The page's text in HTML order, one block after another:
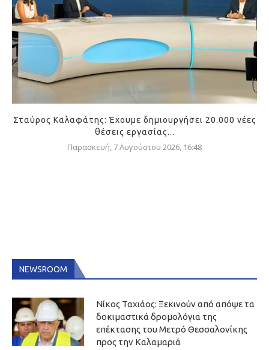
Σταύρος Καλαφάτης: Έχουμε δημιουργήσει 20.000 νέες
θέσεις εργασίας...
Παρασκευή, 7 Αυγούστου 2026, 16:48
NEWSROOM
Νίκος Ταχιάος: Ξεκινούν από απόψε τα
δοκιμαστικά δρομολόγια της
επέκτασης του Μετρό Θεσσαλονίκης
προς την Καλαμαριά